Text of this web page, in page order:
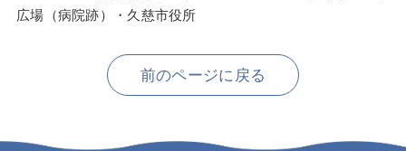
広場（病院跡）・久慈市役所
前のページに戻る